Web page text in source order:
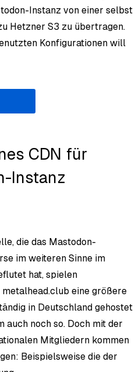
Instanz von einer selbst
Hetzner S3 zu übertragen.
Konfigurationen will
CDN für
Instanz
die das Mastodon-
im weiteren Sinne im
hat, spielen
eine größere
in Deutschland gehostet
auch noch so. Doch mit der
Mitgliedern kommen
Beispielsweise die der